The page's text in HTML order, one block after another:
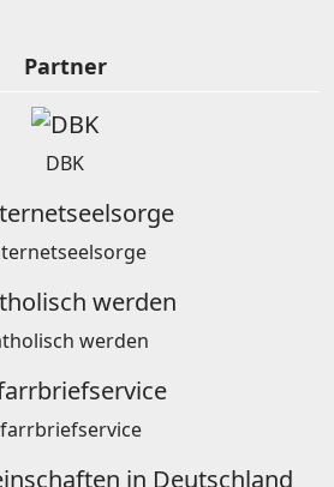
Partner
DBK
werden